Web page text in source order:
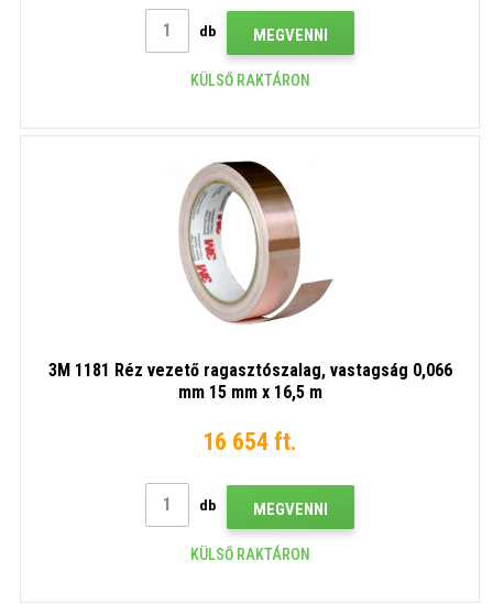
db MEGVENNI
KÜLSŐ RAKTÁRON
3M 1181 Réz vezető ragasztószalag, vastagság 0,066
mm 15 mm x 16,5 m
16 654 ft.
db MEGVENNI
KÜLSŐ RAKTÁRON